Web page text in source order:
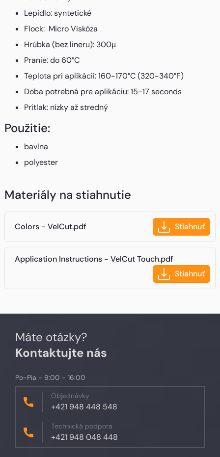
Lepidlo: syntetické
Flock: Micro Viskóza
Hrúbka (bez lineru): 300μ
Pranie: do 60°C
Teplota pri aplikácii: 160-170°C (320-340°F)
Doba potrebná pre aplikáciu: 15-17 seconds
Prítlak: nízky až stredný
Použitie:
bavlna
polyester
Materiály na stiahnutie
Colors - VelCut.pdf Stiahnuť
Application Instructions - VelCut Touch.pdf
Stiahnuť
Máte otázky?
Kontaktujte nás
Po-Pia - 9:00 - 16:00
Objednávky
+421 948 448 548
Technická podpora
+421 948 048 448